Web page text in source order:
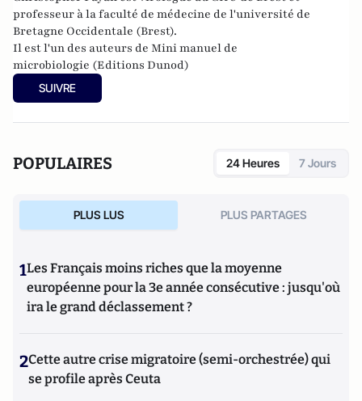
professeur à la faculté de médecine de l'université de
Bretagne Occidentale (Brest).
Il est l'un des auteurs de Mini manuel de
microbiologie (Editions Dunod)
SUIVRE
POPULAIRES 24 Heures 7 Jours
PLUS LUS PLUS PARTAGES
1Les Français moins riches que la moyenne
européenne pour la 3e année consécutive : jusqu'où
ira le grand déclassement ?
2Cette autre crise migratoire (semi-orchestrée) qui
se profile après Ceuta